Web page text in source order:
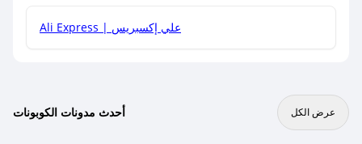
Ali Express | علي إكسبريس
أحدث مدونات الكوبونات عرض الكل